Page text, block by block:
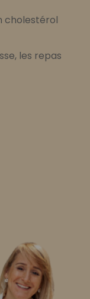
cholestérol
les repas